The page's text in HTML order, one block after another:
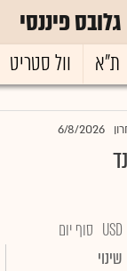
גלובס פיננסי
ת"א וול סטריט
6/8/2026
USD סוף יום
שינוי